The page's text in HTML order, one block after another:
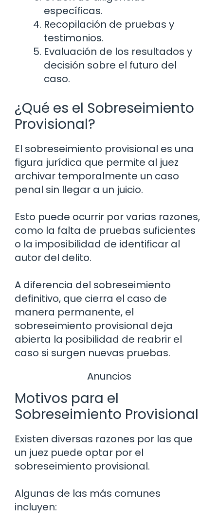
específicas.
Recopilación de pruebas y
testimonios.
Evaluación de los resultados y
decisión sobre el futuro del
caso.
¿Qué es el Sobreseimiento
Provisional?
El sobreseimiento provisional es una
figura jurídica que permite al juez
archivar temporalmente un caso
penal sin llegar a un juicio.
Esto puede ocurrir por varias razones,
como la falta de pruebas suficientes
o la imposibilidad de identificar al
autor del delito.
A diferencia del sobreseimiento
definitivo, que cierra el caso de
manera permanente, el
sobreseimiento provisional deja
abierta la posibilidad de reabrir el
caso si surgen nuevas pruebas.
Anuncios
Motivos para el
Sobreseimiento Provisional
Existen diversas razones por las que
un juez puede optar por el
sobreseimiento provisional.
Algunas de las más comunes
incluyen: